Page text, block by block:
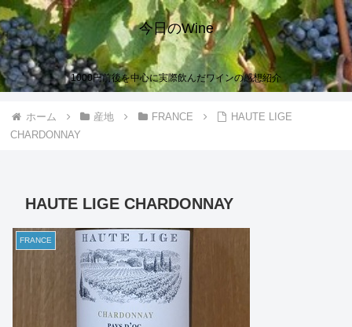
今日のWine
1000円前後を中心に実際飲んだワインの感想紹介
ホーム 産地 FRANCE
HAUTE LIGE
CHARDONNAY
HAUTE LIGE CHARDONNAY
FRANCE